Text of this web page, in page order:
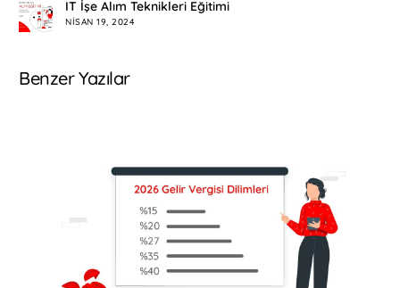
IT İşe Alım Teknikleri Eğitimi
NISAN 19, 2024
Benzer Yazılar